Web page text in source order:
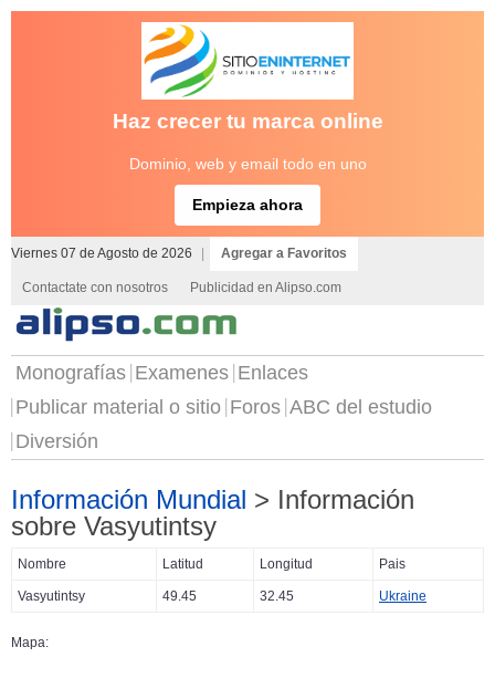
Haz crecer tu marca online
Dominio, web y email todo en uno
Empieza ahora
Viernes 07 de Agosto de 2026 Agregar a Favoritos
Contactate con nosotros Publicidad en Alipso.com
Monografías Examenes Enlaces
Publicar material o sitio Foros ABC del estudio
Diversión
Información Mundial > Información
sobre Vasyutintsy
Nombre Latitud Longitud Pais
Vasyutintsy 49.45 32.45 Ukraine
Mapa: